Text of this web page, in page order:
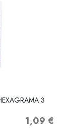
3
Precio
1,09 €